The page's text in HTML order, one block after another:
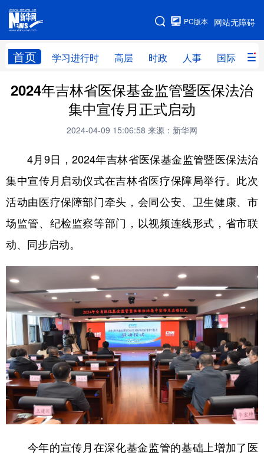
网站无障碍
PC版本
首页 学习进行时 高层 时政 人事 国际 财
网站地图
学习进行时 高层 时政 人事
财经 网评
全球连线
科技 科普 体育 文化
健康 军事 访谈 视频
食品
会展 彩票 娱乐 时尚
悦读 公益 书画 一带一路
亚太网 上市公司 投教基地
地方频道
北京 天津 河北 山西
2024年吉林省医保基金监管暨医保法治
集中宣传月正式启动
2024-04-09 15:06:58 来源：新华网
4月9日，2024年吉林省医保基金监管暨医保法治
集中宣传月启动仪式在吉林省医疗保障局举行。此次
活动由医疗保障部门牵头，会同公安、卫生健康、市
场监管、纪检监察等部门，以视频连线形式，省市联
动、同步启动。
今年的宣传月在深化基金监管的基础上增加了医